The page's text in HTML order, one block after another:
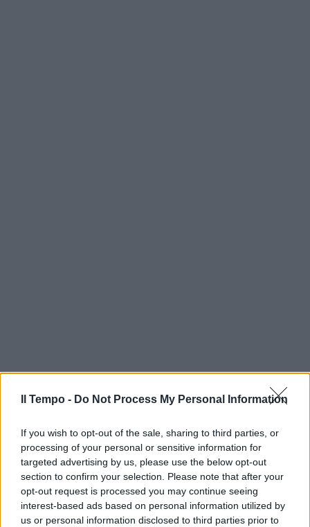
Il Tempo - Do Not Process My Personal Information
If you wish to opt-out of the sale, sharing to third parties, or
processing of your personal or sensitive information for
targeted advertising by us, please use the below opt-out
section to confirm your selection. Please note that after your
opt-out request is processed you may continue seeing
interest-based ads based on personal information utilized by
us or personal information disclosed to third parties prior to